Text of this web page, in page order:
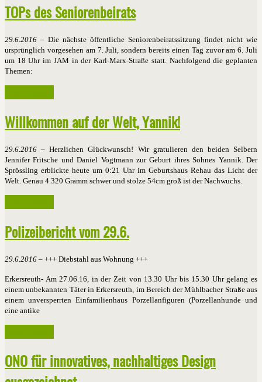
TOPs des Seniorenbeirats
29.6.2016 – Die nächste öffentliche Seniorenbeiratssitzung findet nicht wie
ursprünglich vorgesehen am 7. Juli, sondern bereits einen Tag zuvor am 6. Juli
um 18 Uhr im JAM in der Karl-Marx-Straße statt. Nachfolgend die geplanten
Themen:
Willkommen auf der Welt, Yannik!
29.6.2016 – Herzlichen Glückwunsch! Wir gratulieren den beiden Selbern
Jennifer Fritsche und Daniel Vogtmann zur Geburt ihres Sohnes Yannik. Der
Sprössling erblickte heute um 0:21 Uhr im Geburtshaus Rehau das Licht der
Welt. Genau 4.320 Gramm schwer und stolze 54cm groß ist der Nachwuchs.
Polizeibericht vom 29.6.
29.6.2016 – +++ Diebstahl aus Wohnung +++
Erkersreuth- Am 27.06.16, in der Zeit von 13.30 Uhr bis 15.30 Uhr gelang es
einem unbekannten Täter in Erkersreuth, im Bereich der Mühlbacher Straße aus
einem unversperrten Einfamilienhaus Porzellanfiguren (Porzellanhunde und
eine antike
ONO für innovatives, nachhaltiges Design